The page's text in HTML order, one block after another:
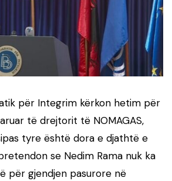
për Integrim kërkon hetim për
të drejtorit të NOMAGAS,
tyre është dora e djathtë e
se Nedim Rama nuk ka
për gjendjen pasurore në